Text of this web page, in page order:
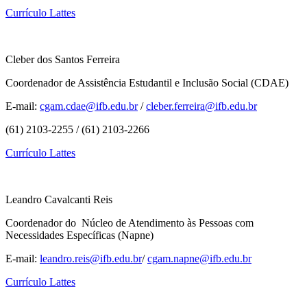
Currículo Lattes
Cleber dos Santos Ferreira
Coordenador de Assistência Estudantil e Inclusão Social (CDAE)
E-mail: cgam.cdae@ifb.edu.br/cleber.ferreira@ifb.edu.br
(61) 2103-2255 / (61) 2103-2266
Currículo Lattes
Leandro Cavalcanti Reis
Coordenador do Núcleo de Atendimento às Pessoas com
Necessidades Específicas (Napne)
E-mail: leandro.reis@ifb.edu.br/cgam.napne@ifb.edu.br
Currículo Lattes